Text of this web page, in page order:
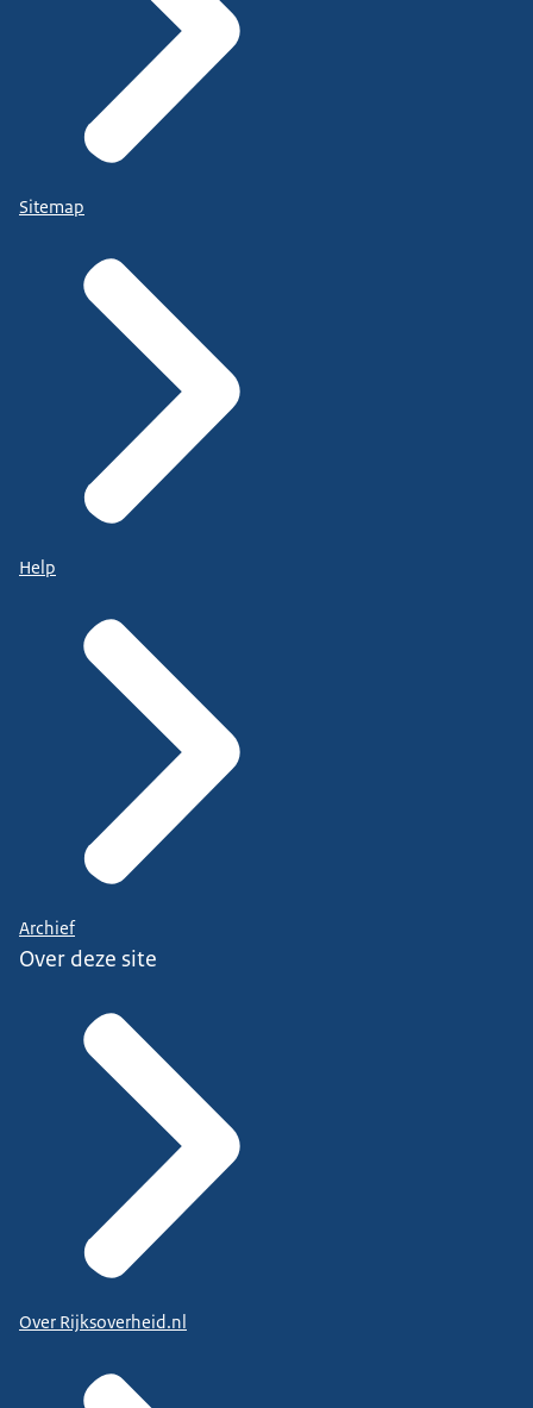
Sitemap
Help
Archief
Over deze site
Over Rijksoverheid.nl